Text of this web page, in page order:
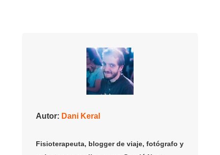
Autor: Dani Keral
Fisioterapeuta, blogger de viaje, fotógrafo y